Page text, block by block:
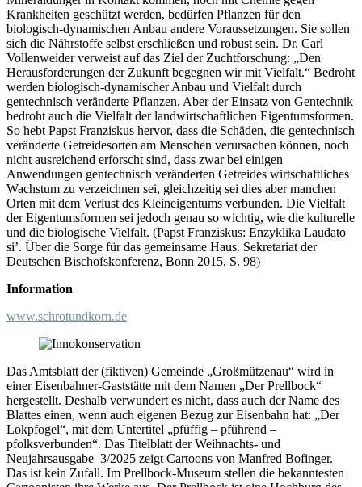
Krankheiten geschützt werden, bedürfen Pflanzen für den
biologisch-dynamischen Anbau andere Voraussetzungen. Sie sollen
sich die Nährstoffe selbst erschließen und robust sein. Dr. Carl
Vollenweider verweist auf das Ziel der Zuchtforschung: „Den
Herausforderungen der Zukunft begegnen wir mit Vielfalt.“ Bedroht
werden biologisch-dynamischer Anbau und Vielfalt durch
gentechnisch veränderte Pflanzen. Aber der Einsatz von Gentechnik
bedroht auch die Vielfalt der landwirtschaftlichen Eigentumsformen.
So hebt Papst Franziskus hervor, dass die Schäden, die gentechnisch
veränderte Getreidesorten am Menschen verursachen können, noch
nicht ausreichend erforscht sind, dass zwar bei einigen
Anwendungen gentechnisch veränderten Getreides wirtschaftliches
Wachstum zu verzeichnen sei, gleichzeitig sei dies aber manchen
Orten mit dem Verlust des Kleineigentums verbunden. Die Vielfalt
der Eigentumsformen sei jedoch genau so wichtig, wie die kulturelle
und die biologische Vielfalt. (Papst Franziskus: Enzyklika Laudato
si’. Über die Sorge für das gemeinsame Haus. Sekretariat der
Deutschen Bischofskonferenz, Bonn 2015, S. 98)
Information
www.schrotundkorn.de
Das Amtsblatt der (fiktiven) Gemeinde „Großmützenau“ wird in
einer Eisenbahner-Gaststätte mit dem Namen „Der Prellbock“
hergestellt. Deshalb verwundert es nicht, dass auch der Name des
Blattes einen, wenn auch eigenen Bezug zur Eisenbahn hat: „Der
Lokpfogel“, mit dem Untertitel „pfüffig – pführend –
pfolksverbunden“. Das Titelblatt der Weihnachts- und
Neujahrsausgabe 3/2025 zeigt Cartoons von Manfred Bofinger.
Das ist kein Zufall. Im Prellbock-Museum stellen die bekanntesten